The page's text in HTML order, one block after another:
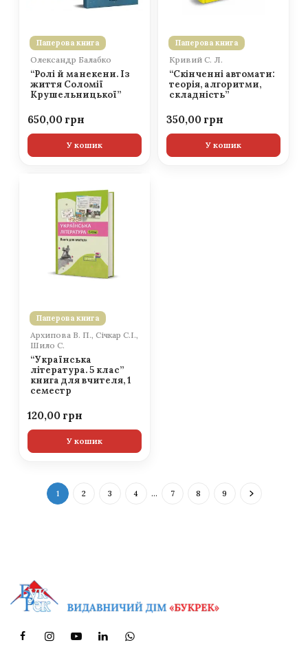
Паперова книга
Олександр Балабко
“Ролі й манекени. Із
життя Соломії
Крушельницької”
650,00
У кошик
Паперова книга
Кривий С. Л.
“Скінченні автомати:
теорія, алгоритми,
складність”
350,00
У кошик
Паперова книга
Архипова В. П., Січкар С.І.,
Шило С.
“Українська
література. 5 клас”
книга для вчителя, 1
семестр
120,00
У кошик
1 2 3 4 … 7 8 9